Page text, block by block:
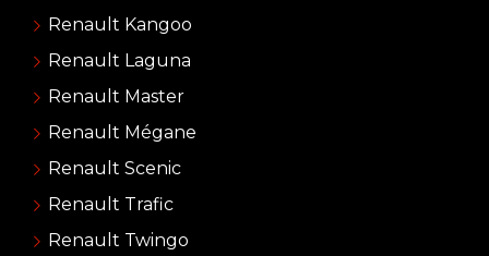
Renault Kangoo
Renault Laguna
Renault Master
Renault Mégane
Renault Scenic
Renault Trafic
Renault Twingo